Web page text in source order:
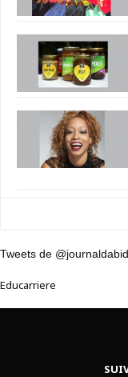
Tweets de
Educarriere